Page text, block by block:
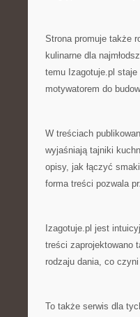
Strona promuje także
kulinarne dla
temu Izagotuje.pl
motywatorem do
W treściach
wyjaśniają tajniki
opisy, jak łączyć
forma treści pozwala
Izagotuje.pl jest
treści zaprojektowano
rodzaju dania, co
To także serwis dla